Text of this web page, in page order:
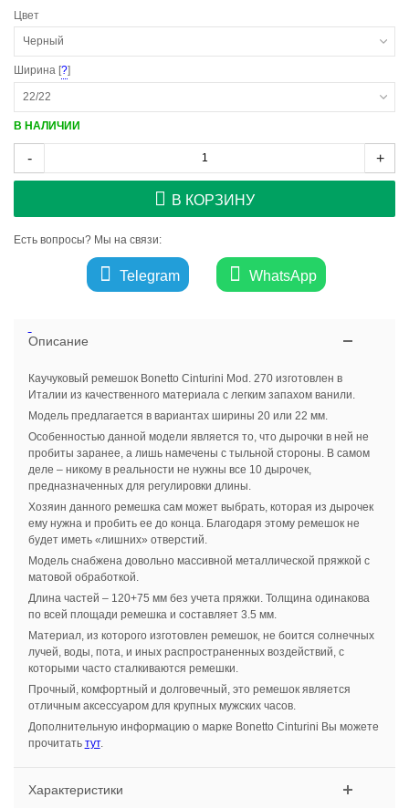
Цвет
Черный
Ширина [?]
22/22
В НАЛИЧИИ
- +
В КОРЗИНУ
Есть вопросы? Мы на связи:
Telegram WhatsApp
Описание
Каучуковый ремешок Bonetto Cinturini Mod. 270 изготовлен в
Италии из качественного материала с легким запахом ванили.
Модель предлагается в вариантах ширины 20 или 22 мм.
Особенностью данной модели является то, что дырочки в ней не
пробиты заранее, а лишь намечены с тыльной стороны. В самом
деле – никому в реальности не нужны все 10 дырочек,
предназначенных для регулировки длины.
Хозяин данного ремешка сам может выбрать, которая из дырочек
ему нужна и пробить ее до конца. Благодаря этому ремешок не
будет иметь «лишних» отверстий.
Модель снабжена довольно массивной металлической пряжкой с
матовой обработкой.
Длина частей – 120+75 мм без учета пряжки. Толщина одинакова
по всей площади ремешка и составляет 3.5 мм.
Материал, из которого изготовлен ремешок, не боится солнечных
лучей, воды, пота, и иных распространенных воздействий, с
которыми часто сталкиваются ремешки.
Прочный, комфортный и долговечный, это ремешок является
отличным аксессуаром для крупных мужских часов.
Дополнительную информацию о марке Bonetto Cinturini Вы можете
прочитать тут.
Характеристики